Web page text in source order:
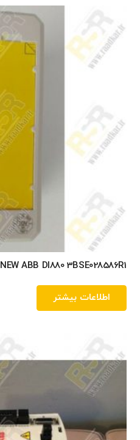
NEW ABB DI880 3BSE028586R1
اطلاعات بیشتر